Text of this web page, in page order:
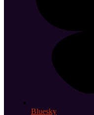
Bluesky